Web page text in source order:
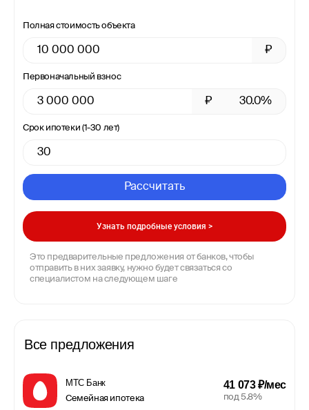
Полная стоимость объекта
₽
Первоначальный взнос
₽ 30.0%
Срок ипотеки (1-30 лет)
Рассчитать
Узнать подробные условия >
Это предварительные предложения от банков, чтобы
отправить в них заявку, нужно будет связаться со
специалистом на следующем шаге
Все предложения
МТС Банк
Семейная ипотека
41 073 ₽/мес
под 5.8%